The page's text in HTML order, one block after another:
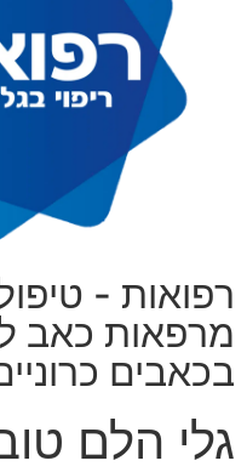
רפואות -
מרפאות כאב
בכאבים
גלי הלם